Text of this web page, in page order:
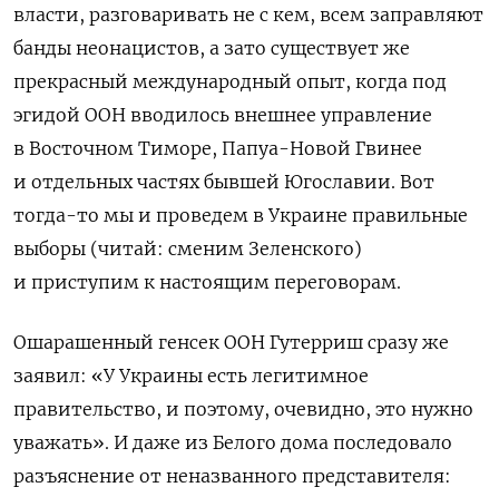
власти, разговаривать не с кем, всем заправляют
банды неонацистов, а зато существует же
прекрасный международный опыт, когда под
эгидой ООН вводилось внешнее управление
в Восточном Тиморе, Папуа-Новой Гвинее
и отдельных частях бывшей Югославии. Вот
тогда-то мы и проведем в Украине правильные
выборы (читай: сменим Зеленского)
и приступим к настоящим переговорам.
Ошарашенный генсек ООН Гутерриш сразу же
заявил: «У Украины есть легитимное
правительство, и поэтому, очевидно, это нужно
уважать». И даже из Белого дома последовало
разъяснение от неназванного представителя: